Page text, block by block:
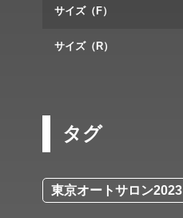
サイズ（F）
サイズ（R）
タグ
東京オートサロン2023